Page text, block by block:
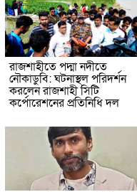
রাজশাহীতে পদ্মা নদীতে
নৌকাডুবি: ঘটনাস্থল পরিদর্শন
করলেন রাজশাহী সিটি
কর্পোরেশনের প্রতিনিধি দল